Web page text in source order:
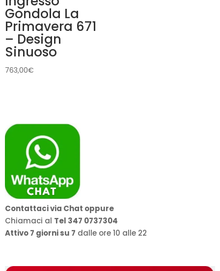
Gondola La
Primavera 671
– Design
Sinuoso
763,00€
Contattaci via Chat oppure
Chiamaci al Tel 347 0737304
Attivo 7 giorni su 7 dalle ore 10 alle 22